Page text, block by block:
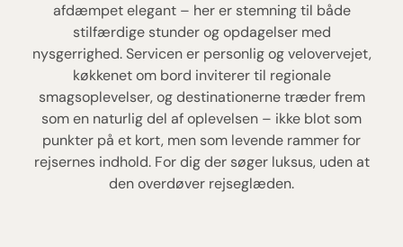
afdæmpet elegant – her er stemning til både
stilfærdige stunder og opdagelser med
nysgerrighed. Servicen er personlig og velovervejet,
køkkenet om bord inviterer til regionale
smagsoplevelser, og destinationerne træder frem
som en naturlig del af oplevelsen – ikke blot som
punkter på et kort, men som levende rammer for
rejsernes indhold. For dig der søger luksus, uden at
den overdøver rejseglæden.